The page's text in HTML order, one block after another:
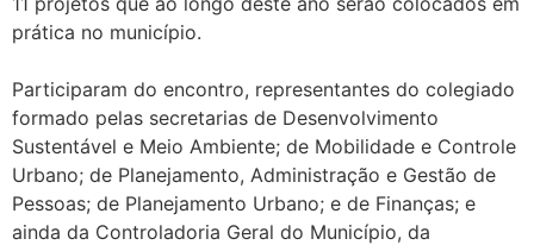
prática no município.
Participaram do encontro, representantes do colegiado
formado pelas secretarias de Desenvolvimento
Sustentável e Meio Ambiente; de Mobilidade e Controle
Urbano; de Planejamento, Administração e Gestão de
Pessoas; de Planejamento Urbano; e de Finanças; e
ainda da Controladoria Geral do Município, da